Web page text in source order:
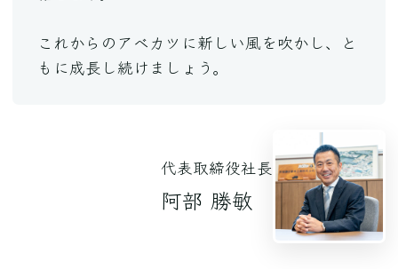
これからのアベカツに新しい風を吹かし、と
もに成長し続けましょう。
代表取締役社長
阿部 勝敏